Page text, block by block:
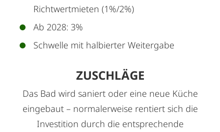
Richtwertmieten (1%/2%)
Ab 2028: 3%
Schwelle mit halbierter Weitergabe
ZUSCHLÄGE
Das Bad wird saniert oder eine neue Küche
eingebaut – normalerweise rentiert sich die
Investition durch die entsprechende